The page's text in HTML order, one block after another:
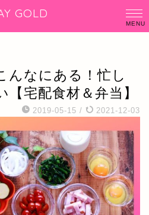
GOLD
んなにある！忙し
宅配食材＆弁当】
2019-05-15 / 2021-12-03